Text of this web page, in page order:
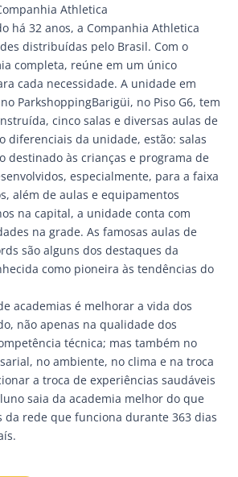
Athletica
há 32 anos, a Companhia Athletica
distribuídas pelo Brasil. Com o
completa, reúne em um único
cada necessidade. A unidade em
ParkshoppingBarigüi, no Piso G6, tem
cinco salas e diversas aulas de
diferenciais da unidade, estão: salas
destinado às crianças e programa de
especialmente, para a faixa
além de aulas e equipamentos
na capital, a unidade conta com
na grade. As famosas aulas de
são alguns dos destaques da
como pioneira às tendências do
academias é melhorar a vida dos
não apenas na qualidade dos
técnica; mas também no
no ambiente, no clima e na troca
a troca de experiências saudáveis
saia da academia melhor do que
da rede que funciona durante 363 dias